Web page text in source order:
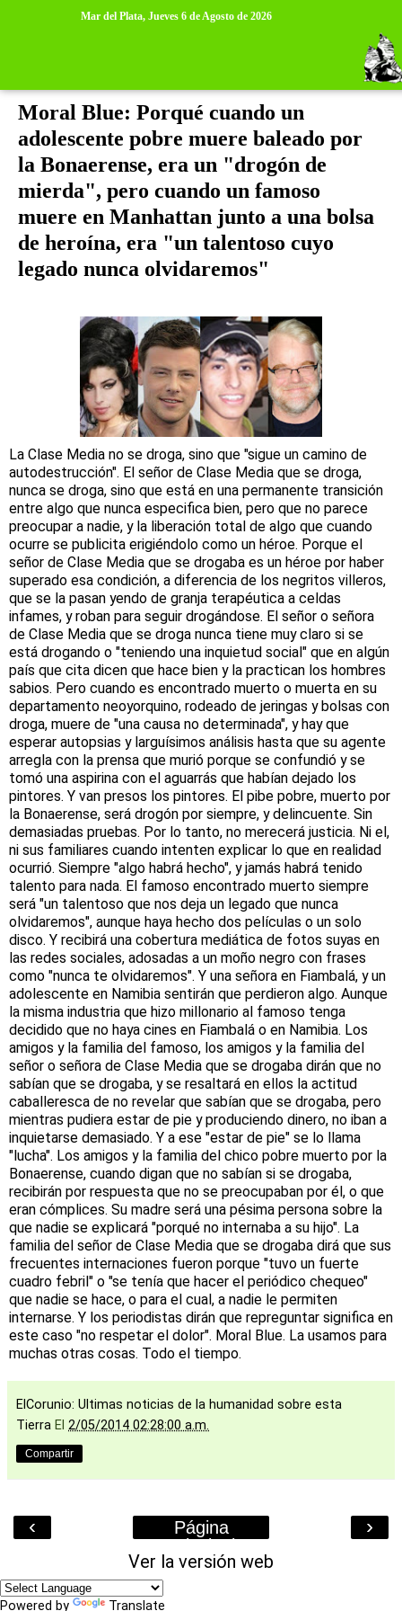
Mar del Plata, Jueves 6 de Agosto de 2026
Moral Blue: Porqué cuando un
adolescente pobre muere baleado por
la Bonaerense, era un "drogón de
mierda", pero cuando un famoso
muere en Manhattan junto a una bolsa
de heroína, era "un talentoso cuyo
legado nunca olvidaremos"
La Clase Media no se droga, sino que "sigue un camino de
autodestrucción". El señor de Clase Media que se droga,
nunca se droga, sino que está en una permanente transición
entre algo que nunca especifica bien, pero que no parece
preocupar a nadie, y la liberación total de algo que cuando
ocurre se publicita erigiéndolo como un héroe. Porque el
señor de Clase Media que se drogaba es un héroe por haber
superado esa condición, a diferencia de los negritos villeros,
que se la pasan yendo de granja terapéutica a celdas
infames, y roban para seguir drogándose. El señor o señora
de Clase Media que se droga nunca tiene muy claro si se
está drogando o "teniendo una inquietud social" que en algún
país que cita dicen que hace bien y la practican los hombres
sabios. Pero cuando es encontrado muerto o muerta en su
departamento neoyorquino, rodeado de jeringas y bolsas con
droga, muere de "una causa no determinada", y hay que
esperar autopsias y larguísimos análisis hasta que su agente
arregla con la prensa que murió porque se confundió y se
tomó una aspirina con el aguarrás que habían dejado los
pintores. Y van presos los pintores. El pibe pobre, muerto por
la Bonaerense, será drogón por siempre, y delincuente. Sin
demasiadas pruebas. Por lo tanto, no merecerá justicia. Ni el,
ni sus familiares cuando intenten explicar lo que en realidad
ocurrió. Siempre "algo habrá hecho", y jamás habrá tenido
talento para nada. El famoso encontrado muerto siempre
será "un talentoso que nos deja un legado que nunca
olvidaremos", aunque haya hecho dos películas o un solo
disco. Y recibirá una cobertura mediática de fotos suyas en
las redes sociales, adosadas a un moño negro con frases
como "nunca te olvidaremos". Y una señora en Fiambalá, y un
adolescente en Namibia sentirán que perdieron algo. Aunque
la misma industria que hizo millonario al famoso tenga
decidido que no haya cines en Fiambalá o en Namibia. Los
amigos y la familia del famoso, los amigos y la familia del
señor o señora de Clase Media que se drogaba dirán que no
sabían que se drogaba, y se resaltará en ellos la actitud
caballeresca de no revelar que sabían que se drogaba, pero
mientras pudiera estar de pie y produciendo dinero, no iban a
inquietarse demasiado. Y a ese "estar de pie" se lo llama
"lucha". Los amigos y la familia del chico pobre muerto por la
Bonaerense, cuando digan que no sabían si se drogaba,
recibirán por respuesta que no se preocupaban por él, o que
eran cómplices. Su madre será una pésima persona sobre la
que nadie se explicará "porqué no internaba a su hijo". La
familia del señor de Clase Media que se drogaba dirá que sus
frecuentes internaciones fueron porque "tuvo un fuerte
cuadro febril" o "se tenía que hacer el periódico chequeo"
que nadie se hace, o para el cual, a nadie le permiten
internarse. Y los periodistas dirán que repreguntar significa en
este caso "no respetar el dolor". Moral Blue. La usamos para
muchas otras cosas. Todo el tiempo.
ElCorunio: Ultimas noticias de la humanidad sobre esta
Tierra El 2/05/2014 02:28:00 a.m.
Compartir
‹ ›
Página
Principal
Ver la versión web
Powered by Translate